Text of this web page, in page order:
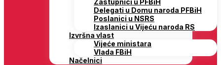
Zastupnici u PFBiH
Delegati u Domu naroda PFBiH
Poslanici u NSRS
Izaslanici u Vijeću naroda RS
Izvršna vlast
Vijeće ministara
Vlada FBiH
Načelnici